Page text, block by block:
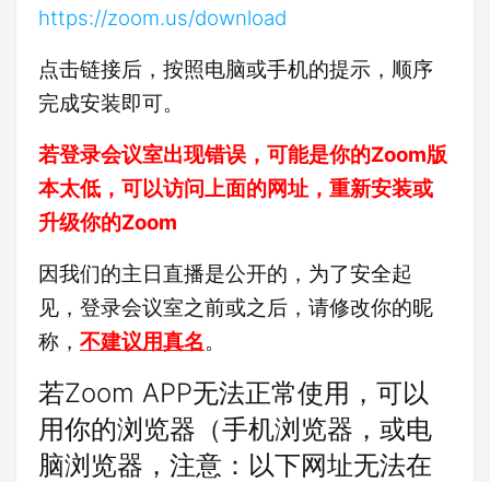
https://zoom.us/download
点击链接后，按照电脑或手机的提示，顺序
完成安装即可。
若登录会议室出现错误，可能是你的Zoom版
本太低，可以访问上面的网址，重新安装或
升级你的Zoom
因我们的主日直播是公开的，为了安全起
见，登录会议室之前或之后，请修改你的昵
称， 不建议用真名。
若Zoom APP无法正常使用，可以
用你的浏览器（手机浏览器，或电
脑浏览器，注意：以下网址无法在